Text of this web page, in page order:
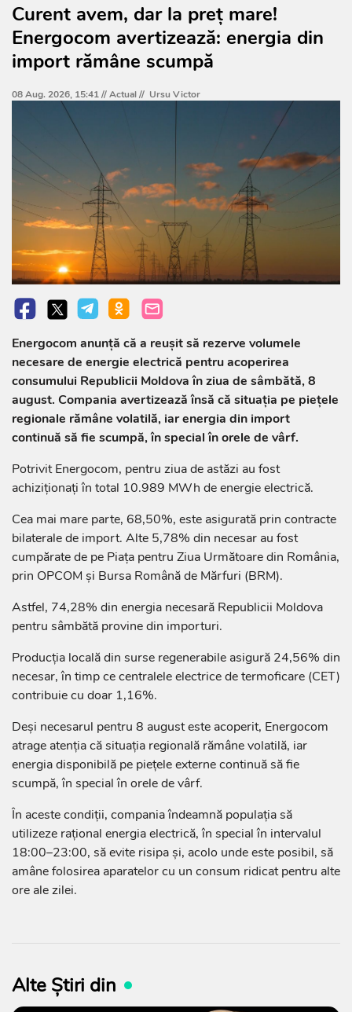
Curent avem, dar la preț mare!
Energocom avertizează: energia din
import rămâne scumpă
08 Aug. 2026, 15:41 //Actual// Ursu Victor
Energocom anunță că a reușit să rezerve volumele
necesare de energie electrică pentru acoperirea
consumului Republicii Moldova în ziua de sâmbătă, 8
august. Compania avertizează însă că situația pe piețele
regionale rămâne volatilă, iar energia din import
continuă să fie scumpă, în special în orele de vârf.
Potrivit Energocom, pentru ziua de astăzi au fost
achiziționați în total 10.989 MWh de energie electrică.
Cea mai mare parte, 68,50%, este asigurată prin contracte
bilaterale de import. Alte 5,78% din necesar au fost
cumpărate de pe Piața pentru Ziua Următoare din România,
prin OPCOM și Bursa Română de Mărfuri (BRM).
Astfel, 74,28% din energia necesară Republicii Moldova
pentru sâmbătă provine din importuri.
Producția locală din surse regenerabile asigură 24,56% din
necesar, în timp ce centralele electrice de termoficare (CET)
contribuie cu doar 1,16%.
Deși necesarul pentru 8 august este acoperit, Energocom
atrage atenția că situația regională rămâne volatilă, iar
energia disponibilă pe piețele externe continuă să fie
scumpă, în special în orele de vârf.
În aceste condiții, compania îndeamnă populația să
utilizeze rațional energia electrică, în special în intervalul
18:00–23:00, să evite risipa și, acolo unde este posibil, să
amâne folosirea aparatelor cu un consum ridicat pentru alte
ore ale zilei.
Alte Știri din